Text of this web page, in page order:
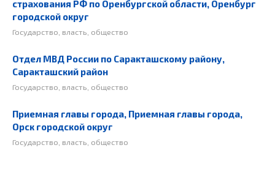
страхования РФ по Оренбургской области, Оренбург
городской округ
Государство, власть, общество
Отдел МВД России по Саракташскому району,
Саракташский район
Государство, власть, общество
Приемная главы города, Приемная главы города,
Орск городской округ
Государство, власть, общество